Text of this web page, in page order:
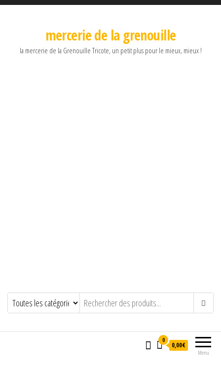
mercerie de la grenouille
la mercerie de la Grenouille Tricote, un petit plus pour le mieux, mieux !
Menu
0
0,00€